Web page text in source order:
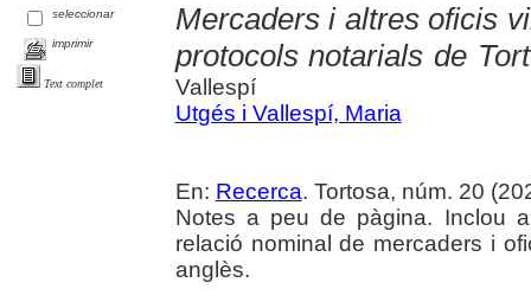
seleccionar
imprimir
Text complet
Mercaders i altres oficis
protocols notarials de
Vallespí
Utgés i Vallespí, Maria
En: Recerca. Tortosa, núm. 20
Notes a peu de pàgina. Inclou
relació nominal de mercaders i
anglès.